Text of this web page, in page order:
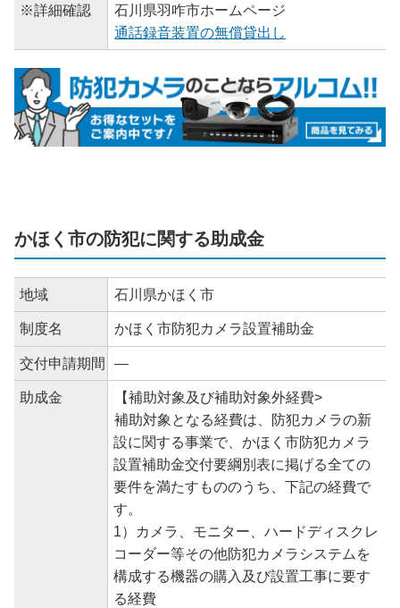
※詳細確認
石川県羽咋市ホームページ
通話録音装置の無償貸出し
かほく市の防犯に関する助成金
地域 石川県かほく市
制度名 かほく市防犯カメラ設置補助金
交付申請期間 ―
助成金
【補助対象及び補助対象外経費>
補助対象となる経費は、防犯カメラの新
設に関する事業で、かほく市防犯カメラ
設置補助金交付要綱別表に掲げる全ての
要件を満たすもののうち、下記の経費で
す。
1）カメラ、モニター、ハードディスクレ
コーダー等その他防犯カメラシステムを
構成する機器の購入及び設置工事に要す
る経費